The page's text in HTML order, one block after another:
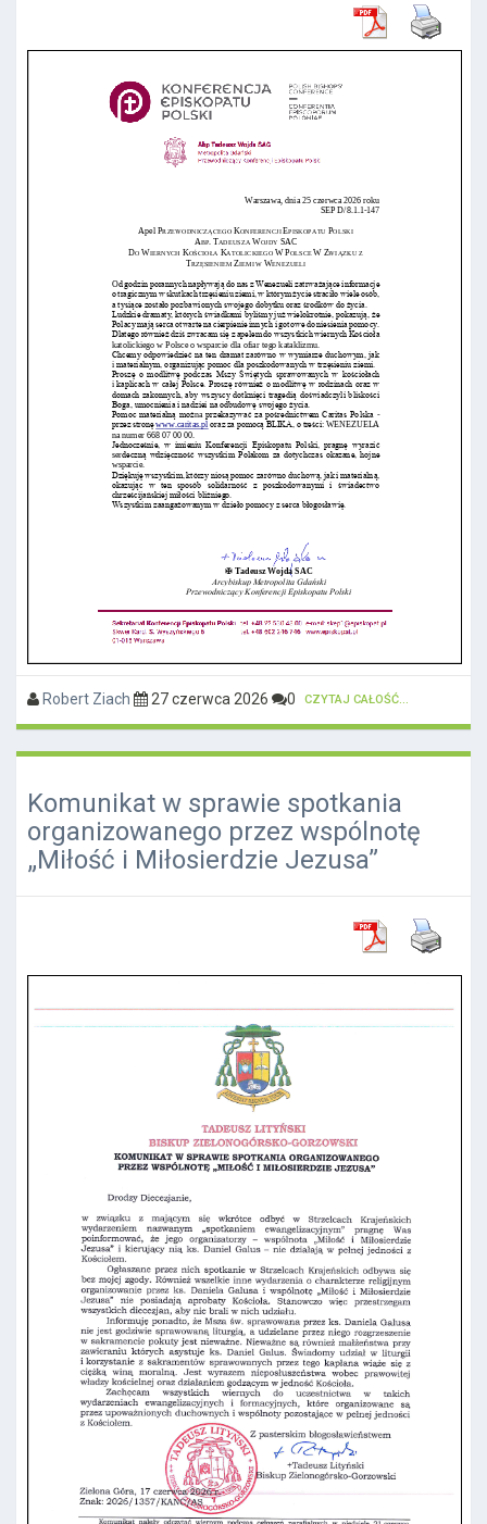
Robert Ziach 27 czerwca 2026 0 CZYTAJ CAŁOŚĆ...
Komunikat w sprawie spotkania
organizowanego przez wspólnotę
„Miłość i Miłosierdzie Jezusa”